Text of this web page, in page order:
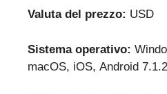
Valuta del prezzo: USD
Sistema operativo:
macOS, iOS, Android